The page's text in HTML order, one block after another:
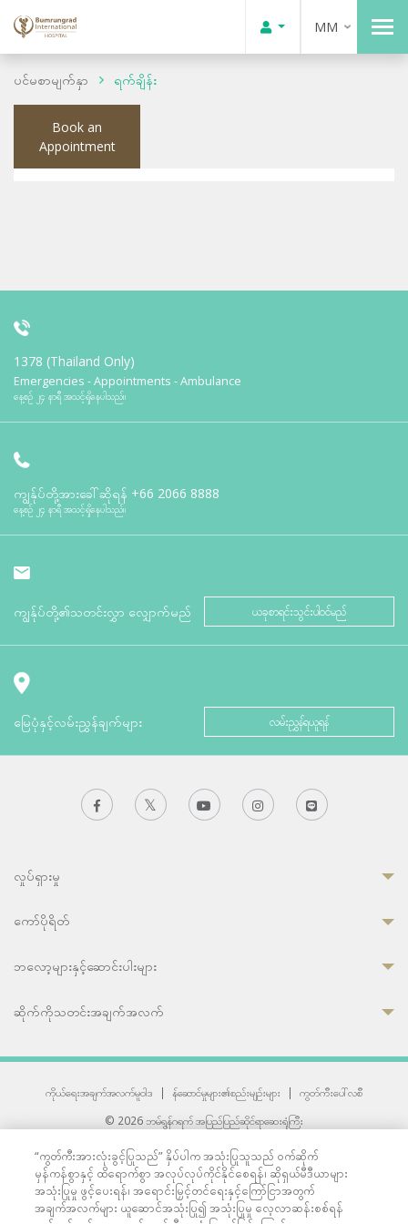
MM
ပင်မစာမျက်နှာ ရက်ချိန်း
Book an
Appointment
1378 (Thailand Only)
Emergencies - Appointments - Ambulance
နေ့စဉ် ၂၄ နာရီ အသင့်ရှိနေပါသည်။
ကျွန်ုပ်တို့အားခေါ်ဆိုရန် +66 2066 8888
နေ့စဉ် ၂၄ နာရီ အသင့်ရှိနေပါသည်။
ကျွန်ုပ်တို့၏သတင်းလွှာ လျှောက်မည် ယခုစာရင်းသွင်းပါဝင်မည်
မြေပုံနှင့်လမ်းညွှန်ချက်များ လမ်းညွှန်ရယူရန်
လှုပ်ရှားမှု
ကော်ပိုရိတ်
ဘလော့များနှင့်ဆောင်းပါးများ
ဆိုက်ကိုသတင်းအချက်အလက်
ကိုယ်ရေးအချက်အလက်မူဝါဒ | န်ဆောင်မှုများ၏စည်းမျဉ်းများ |
ကွတ်ကီးပေါ်လစီ
© 2026 ဘမ်ရွန်ဂရက် အပြည်ပြည်ဆိုင်ရာဆေးရုံကြီး
33 Sukhumvit 3, Wattana, Bangkok 10110 Thailand.
All rights reserved.
“ကွတ်ကီးအားလုံးခွင့်ပြုသည်” နှိပ်ပါက အသုံးပြုသူသည် ဝက်ဆိုက်
မှန်ကန်စွာနှင့် ထိရောက်စွာ အလုပ်လုပ်ကိုင်နိုင်စေရန်၊ ဆိုရှယ်မီဒီယာများ
အသုံးပြုမှု ဖွင့်ပေးရန်၊ အရောင်းမြှင့်တင်ရေးနှင့်ကြော်ငြာအတွက်
အချက်အလက်များ ယူဆောင်အသုံးပြု၍ အသုံးပြုမှု လေ့လာဆန်းစစ်ရန်